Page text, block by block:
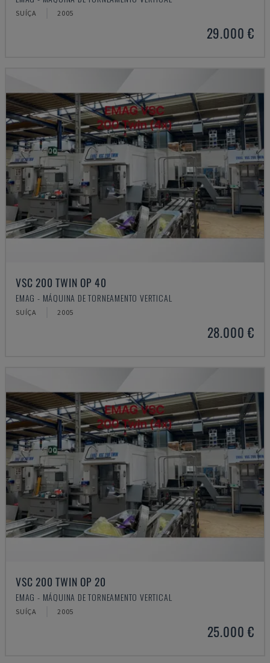
SUÍÇA 2005
29.000 €
VSC 200 TWIN OP 40
EMAG - MÁQUINA DE TORNEAMENTO VERTICAL
SUÍÇA 2005
28.000 €
VSC 200 TWIN OP 20
EMAG - MÁQUINA DE TORNEAMENTO VERTICAL
SUÍÇA 2005
25.000 €